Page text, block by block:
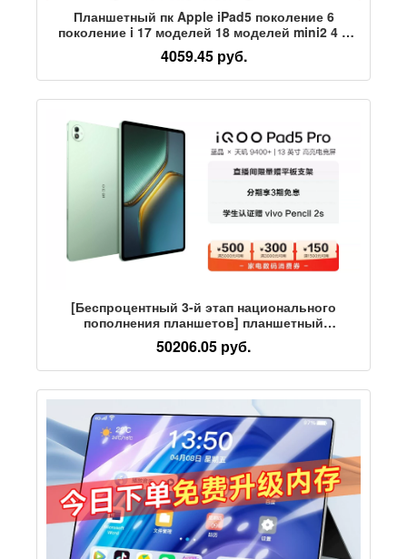
Планшетный пк Apple iPad5 поколение 6
поколение i 17 моделей 18 моделей mini2 4 5
обучение в режиме реального времени
4059.45 руб.
[Беспроцентный 3-й этап национального
пополнения планшетов] планшетный
компьютер vivo iQOO Pad5 Pro новый Tmall 9400
+ полезные вещи для школы, 13-дюймовая
киберспортивная игра Tmall campus
50206.05 руб.